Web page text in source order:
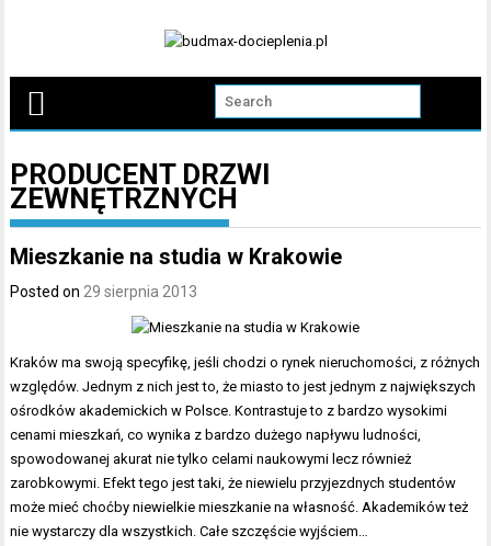
PRODUCENT DRZWI
ZEWNĘTRZNYCH
Mieszkanie na studia w Krakowie
Posted on 29 sierpnia 2013
Kraków ma swoją specyfikę, jeśli chodzi o rynek nieruchomości, z różnych
względów. Jednym z nich jest to, że miasto to jest jednym z największych
ośrodków akademickich w Polsce. Kontrastuje to z bardzo wysokimi
cenami mieszkań, co wynika z bardzo dużego napływu ludności,
spowodowanej akurat nie tylko celami naukowymi lecz również
zarobkowymi. Efekt tego jest taki, że niewielu przyjezdnych studentów
może mieć choćby niewielkie mieszkanie na własność. Akademików też
nie wystarczy dla wszystkich. Całe szczęście wyjściem…